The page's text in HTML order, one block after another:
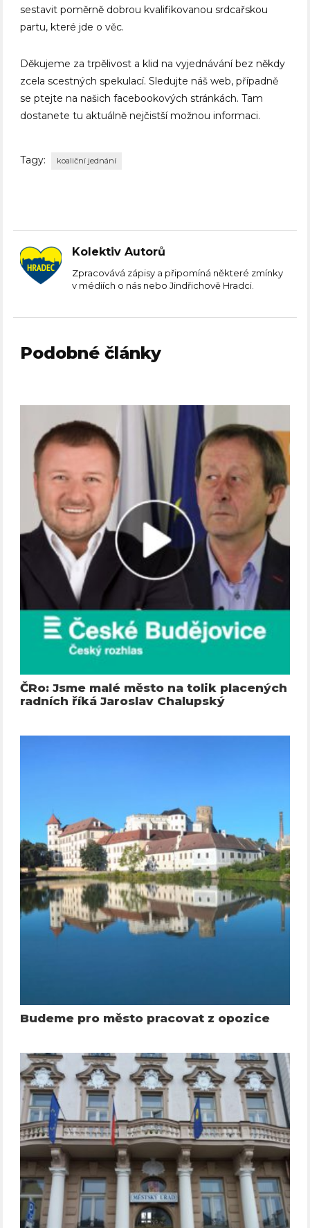
sestavit poměrně dobrou kvalifikovanou srdcařskou
partu, které jde o věc.
Děkujeme za trpělivost a klid na vyjednávání bez někdy
zcela scestných spekulací. Sledujte náš web, případně
se ptejte na našich facebookových stránkách. Tam
dostanete tu aktuálně nejčistší možnou informaci.
Tagy: koaliční jednání
Kolektiv Autorů
Zpracovává zápisy a připomíná některé zmínky
v médiích o nás nebo Jindřichově Hradci.
Podobné články
ČRo: Jsme malé město na tolik placených
radních říká Jaroslav Chalupský
Budeme pro město pracovat z opozice